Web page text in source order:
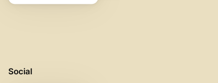
Social